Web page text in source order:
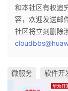
和本社区有权追
容，欢迎发送邮
社区将立刻删除
微服务 软件开